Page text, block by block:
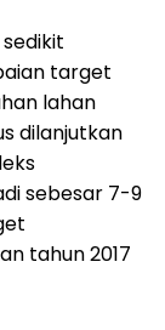
target
lahan
dilanjutkan
sebesar 7-9
tahun 2017